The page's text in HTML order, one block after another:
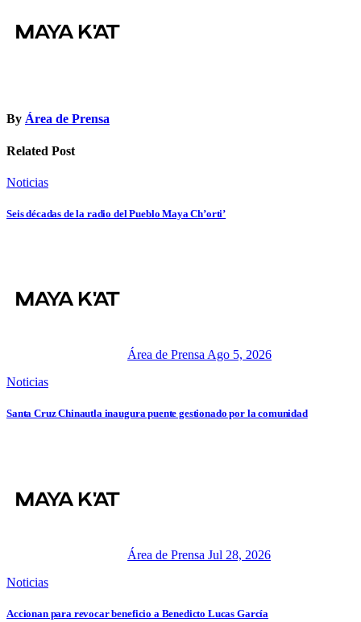
By Área de Prensa
Related Post
Noticias
Seis décadas de la radio del Pueblo Maya Ch’orti’
Área de Prensa Ago 5, 2026
Noticias
Santa Cruz Chinautla inaugura puente gestionado por la comunidad
Área de Prensa Jul 28, 2026
Noticias
Accionan para revocar beneficio a Benedicto Lucas García